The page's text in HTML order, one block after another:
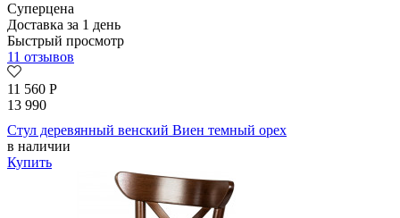
Суперцена
Доставка за 1 день
Быстрый просмотр
11 отзывов
11 560 Р
13 990
Стул деревянный венский Виен темный орех
в наличии
Купить